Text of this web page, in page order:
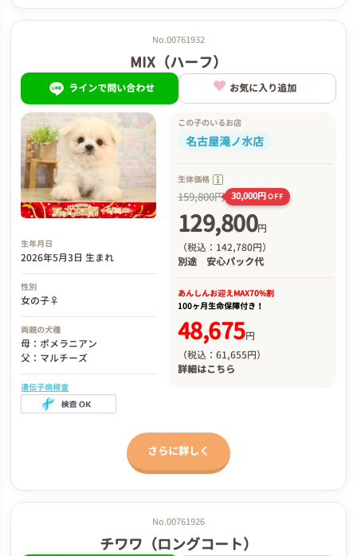
No.00761932
MIX（ハーフ）
ラインで問い合わせ お気に入り追加
生年月日
2026年5月3日 生まれ
性別
女の子♀
両親の犬種
母：ポメラニアン
父：マルチーズ
遺伝子病検査
この子のいるお店
名古屋滝ノ水店
生体価格
159,800円 30,000円OFF
129,800円
（税込：142,780円）
別途 安心パック代
あんしんお迎えMAX70%割
100ヶ月生命保障付き！
48,675円
（税込：61,655円）
詳細はこちら
さらに詳しく
No.00761926
チワワ（ロングコート）